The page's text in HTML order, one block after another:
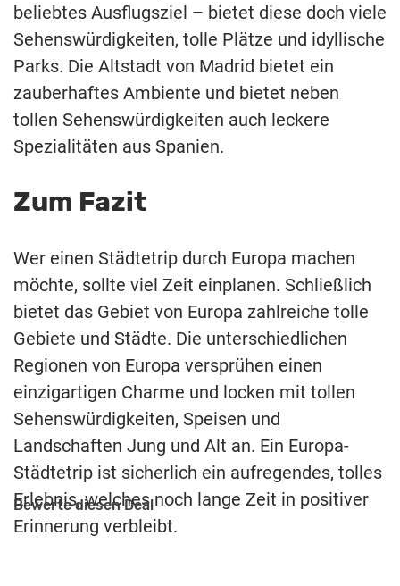
beliebtes Ausflugsziel – bietet diese doch viele
Sehenswürdigkeiten, tolle Plätze und idyllische
Parks. Die Altstadt von Madrid bietet ein
zauberhaftes Ambiente und bietet neben
tollen Sehenswürdigkeiten auch leckere
Spezialitäten aus Spanien.
Zum Fazit
Wer einen Städtetrip durch Europa machen
möchte, sollte viel Zeit einplanen. Schließlich
bietet das Gebiet von Europa zahlreiche tolle
Gebiete und Städte. Die unterschiedlichen
Regionen von Europa versprühen einen
einzigartigen Charme und locken mit tollen
Sehenswürdigkeiten, Speisen und
Landschaften Jung und Alt an. Ein Europa-
Städtetrip ist sicherlich ein aufregendes, tolles
Erlebnis, welches noch lange Zeit in positiver
Erinnerung verbleibt.
Bewerte diesen Deal